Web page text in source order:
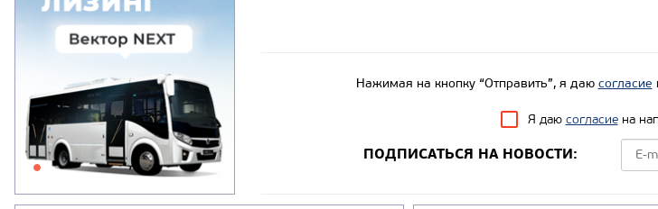
Нажимая на кнопку “Отправить”, я даю согласие
Я даю согласиена
ПОДПИСАТЬСЯ НА НОВОСТИ: